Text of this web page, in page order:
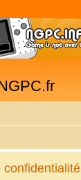
confidentialité